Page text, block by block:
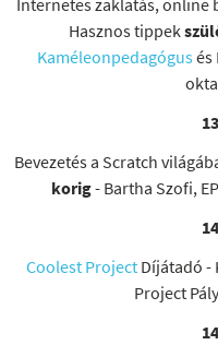
Internetes zaklatás, online
Hasznos tippek
Kaméleonpedagógusés
Bevezetés a Scratch
korig- Bartha Szofi,
Coolest Project Díjátadó -
Project